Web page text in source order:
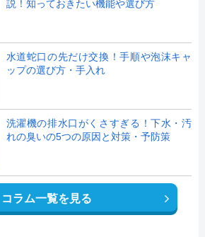
説！知っておきたい機能や選び方
水道蛇口の先だけ交換！手順や泡沫キャ
ップの選び方・手入れ
洗濯機の排水口がくさすぎる！下水・汚
れの臭いの5つの原因と対策・予防策
コラム一覧を見る